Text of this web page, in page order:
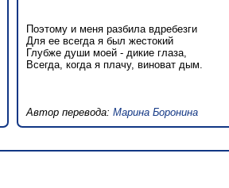
Поэтому и меня разбила вдребезги
Для ее всегда я был жестокий
Глубже души моей - дикие глаза,
Всегда, когда я плачу, виноват дым.
Автор перевода:Марина Боронина